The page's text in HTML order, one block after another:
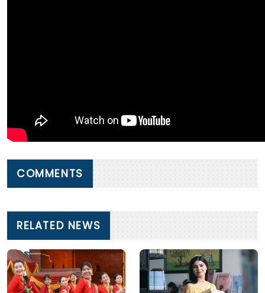
COMMENTS
RELATED NEWS